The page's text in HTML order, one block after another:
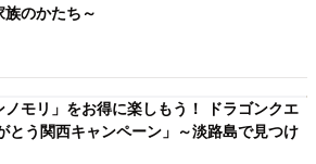
族のかたち～
モリ」をお得に楽しもう！ ドラゴンクエ
とう関西キャンペーン」～淡路島で見つけ